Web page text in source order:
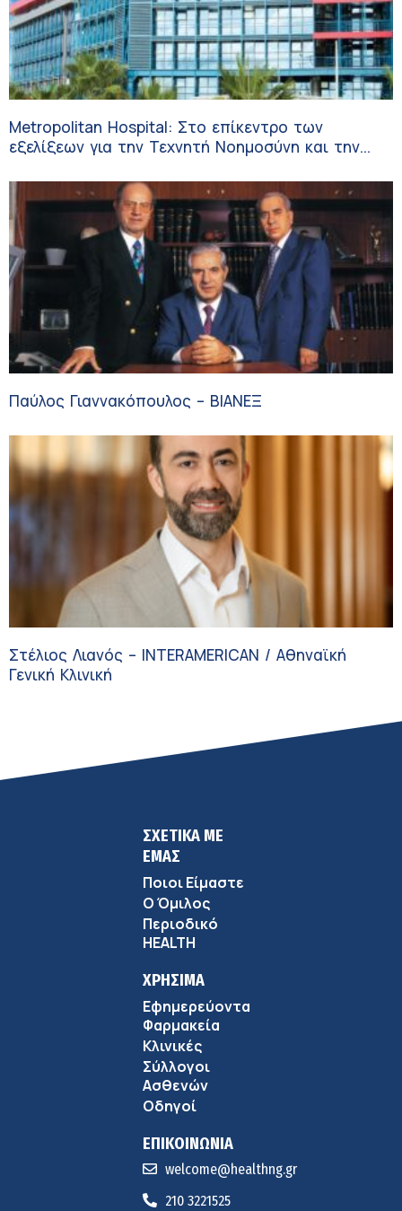
Metropolitan Hospital: Στο επίκεντρο των
εξελίξεων για την Τεχνητή Νοημοσύνη και την
Παύλος Γιαννακόπουλος – ΒΙΑΝΕΞ
Στέλιος Λιανός – INTERAMERICAN / Αθηναϊκή
Γενική Κλινική
ΣΧΕΤΙΚΑ ΜΕ
ΕΜΑΣ
Ποιοι Είμαστε
Ο Όμιλος
Περιοδικό
HEALTH
ΧΡΗΣΙΜΑ
Εφημερεύοντα
Φαρμακεία
Κλινικές
Σύλλογοι
Ασθενών
Οδηγοί
ΕΠΙΚΟΙΝΩΝΙΑ
welcome@healthng.gr
210 3221525